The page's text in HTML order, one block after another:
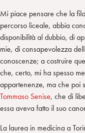
Mi piace pensare che la
percorso liceale, abbia
disponibilità al dubbio, di
mie, di consapevolezza
conoscenze; a costruire
che, certo, mi ha spesso
appartenenze, ma che poi
Tommaso Senise, che di
essa aveva fatto il suo
La laurea in medicina a